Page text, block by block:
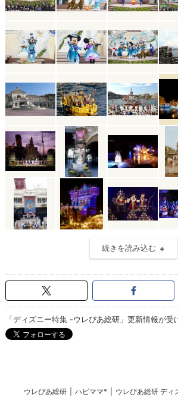
続きを読み込む
「ディズニー特集 -ウレぴあ総研」更新情報が受
ウレぴあ総研 ハピママ* ウレぴあ総研 ディ